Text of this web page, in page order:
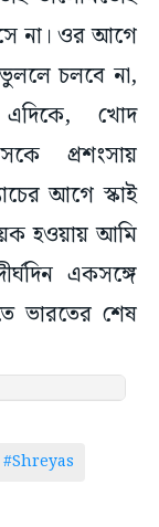
না। ওর আগে
ভুললে চলবে না,
এদিকে, খোদ
প্রশংসায়
আগে স্কাই
হওয়ায় আমি
একসঙ্গে
ভারতের শেষ
#Shreyas